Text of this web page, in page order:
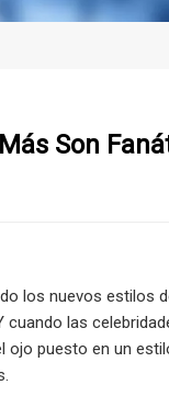
Son
los nuevos estilos
las
puesto en un